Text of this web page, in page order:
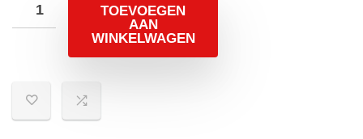
TOEVOEGEN
AAN
WINKELWAGEN